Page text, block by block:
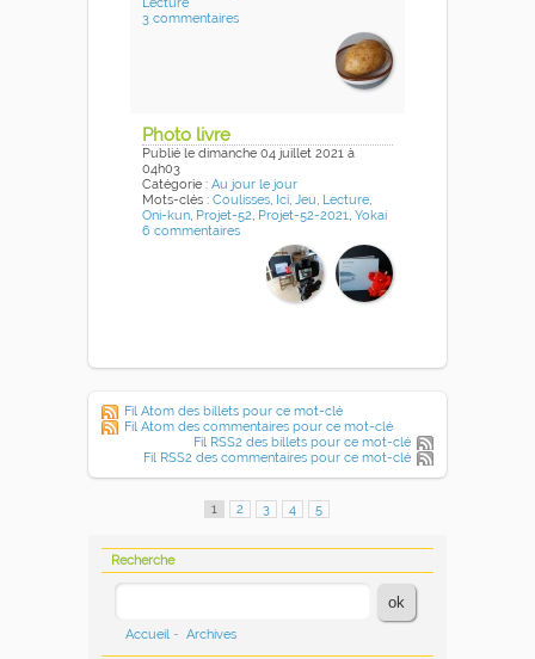
3 commentaires
Photo livre
Publié le dimanche 04 juillet 2021 à
04h03
Catégorie : Au jour le jour
Mots-clés : Coulisses, Ici, Jeu, Lecture,
Oni-kun, Projet-52, Projet-52-2021, Yokai
6 commentaires
Fil Atom des billets pour ce mot-clé
Fil Atom des commentaires pour ce mot-clé
Fil RSS2 des billets pour ce mot-clé
Fil RSS2 des commentaires pour ce mot-clé
1 2 3 4 5
Recherche
Accueil - Archives